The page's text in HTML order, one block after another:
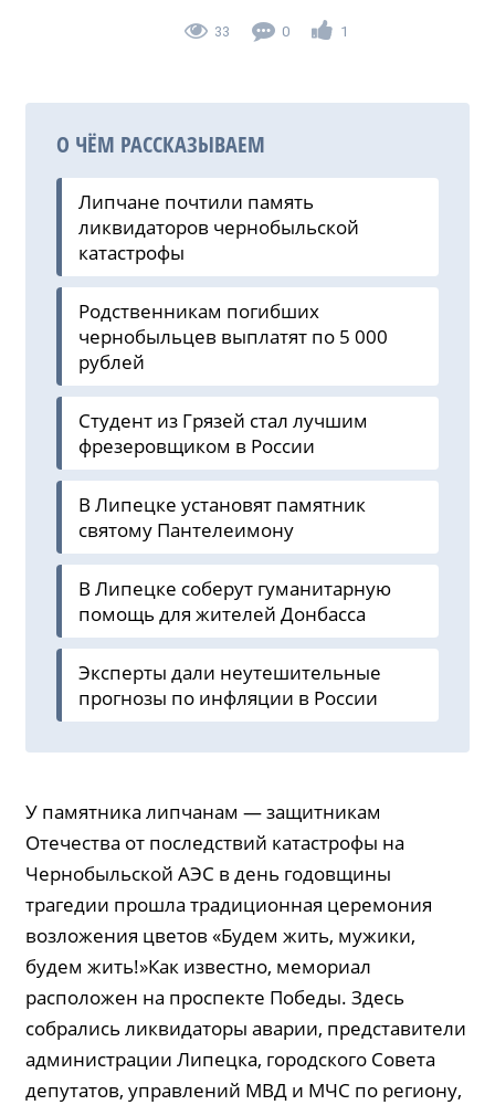
33 0 1
О ЧЁМ РАССКАЗЫВАЕМ
Липчане почтили память
ликвидаторов чернобыльской
катастрофы
Родственникам погибших
чернобыльцев выплатят по 5 000
рублей
Студент из Грязей стал лучшим
фрезеровщиком в России
В Липецке установят памятник
святому Пантелеимону
В Липецке соберут гуманитарную
помощь для жителей Донбасса
Эксперты дали неутешительные
прогнозы по инфляции в России
У памятника липчанам — защитникам
Отечества от последствий катастрофы на
Чернобыльской АЭС в день годовщины
трагедии прошла традиционная церемония
возложения цветов «Будем жить, мужики,
будем жить!»Как известно, мемориал
расположен на проспекте Победы. Здесь
собрались ликвидаторы аварии, представители
администрации Липецка, городского Совета
депутатов, управлений МВД и МЧС по региону,